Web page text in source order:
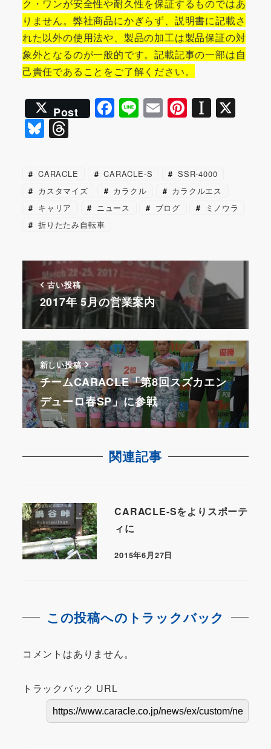
ク・ワンが安全性や耐久性を保証するものではあ
りません。弊社商品にかぎらず、説明書に記載さ
れた以外の使用法や、製品の加工は製品保証の対
象外となるのが一般的です。記載記事の一部は自
己責任であることをご了解ください。
Post F
a
e
b
o
Li
n
E
m
Pi
nt
e
st
In
st
p
a
p
Bl
e
s
k
y
T
e
a
d
s
CARACLE CARACLE-S
SSR-4000
カスタマイズ
カラクル
カラクルエス
キャリア
ニュース ブログ
ミノウラ
折りたたみ自転車
古い投稿
2017年 5月の営業案内
新しい投稿
チームCARACLE「第8回スズカエン
デューロ春SP」に参戦
関連記事
CARACLE-Sをよりスポーテ
ィに
2015年6月27日
この投稿へのトラックバック
コメントはありません。
トラックバック URL